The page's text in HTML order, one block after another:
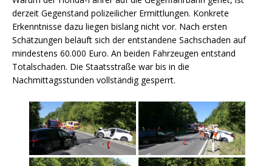
derzeit Gegenstand polizeilicher Ermittlungen. Konkrete
Erkenntnisse dazu liegen bislang nicht vor. Nach ersten
Schätzungen beläuft sich der entstandene Sachschaden auf
mindestens 60.000 Euro. An beiden Fahrzeugen entstand
Totalschaden. Die Staatsstraße war bis in die
Nachmittagsstunden vollständig gesperrt.